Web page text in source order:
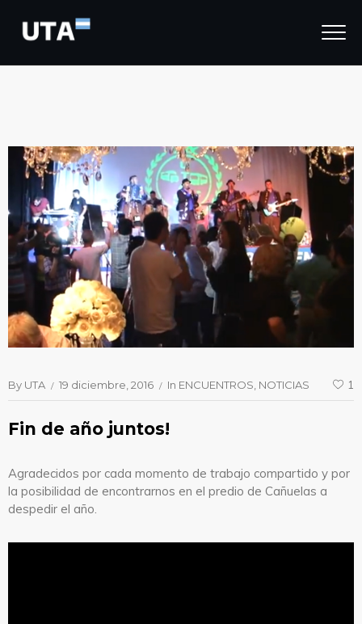
By UTA 19 diciembre, 2016 In ENCUENTROS NOTICIAS 1
Fin de año juntos!
Agradecidos por cada momento de trabajo compartido y por
la posibilidad de encontrarnos en el predio de Cañuelas a
despedir el año.